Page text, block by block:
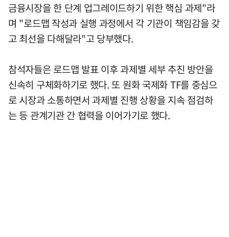
금융시장을 한 단계 업그레이드하기 위한 핵심 과제"라
며 "로드맵 작성과 실행 과정에서 각 기관이 책임감을 갖
고 최선을 다해달라"고 당부했다.
참석자들은 로드맵 발표 이후 과제별 세부 추진 방안을
신속히 구체화하기로 했다. 또 원화 국제화 TF를 중심으
로 시장과 소통하면서 과제별 진행 상황을 지속 점검하
는 등 관계기관 간 협력을 이어가기로 했다.